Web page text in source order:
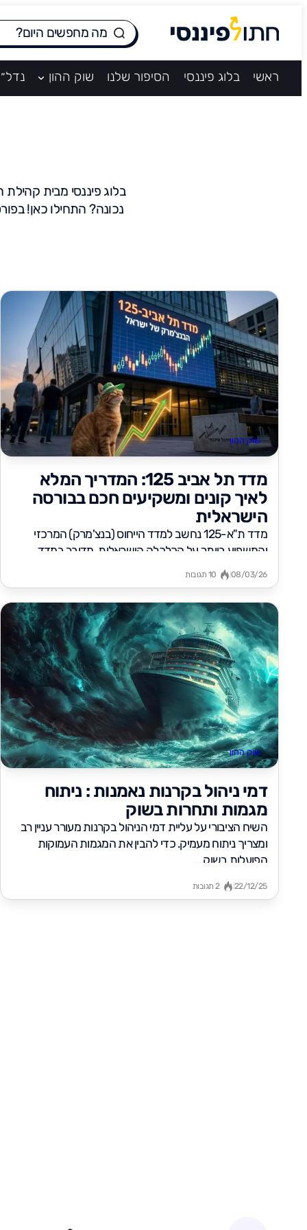
ראשי בלוג פיננסי הסיפור שלנו שוק ההון
נכונה? התחילו כאן!
שוק ההון
מדד תל אביב 125: המדריך המלא
לאיך קונים ומשקיעים חכם בבורסה
הישראלית
מדד ת"א-125 נחשב למדד הייחוס (בנצ'מרק) המרכזי
והמשפיע ביותר על הכלכלה הישראלית. מדובר במדד
שנהנה מהיקף המוצרים המדדיים והקרנות המחקות...
08/03/26 10 תגובות
שוק ההון
דמי ניהול בקרנות נאמנות : ניתוח
מגמות ותחרות בשוק
השיח הציבורי על עליית דמי הניהול בקרנות מעורר עניין רב
ומצריך ניתוח מעמיק. כדי להבין את המגמות העמוקות
הפועלות בשוק,...
22/12/25 2 תגובות